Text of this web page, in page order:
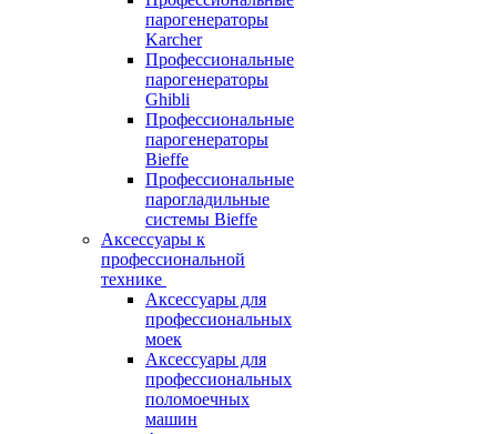
парогенераторы
Karcher
Профессиональные
парогенераторы
Ghibli
Профессиональные
парогенераторы
Bieffe
Профессиональные
парогладильные
системы Bieffe
Аксессуары к
профессиональной
технике
Аксессуары для
профессиональных
моек
Аксессуары для
профессиональных
поломоечных
машин